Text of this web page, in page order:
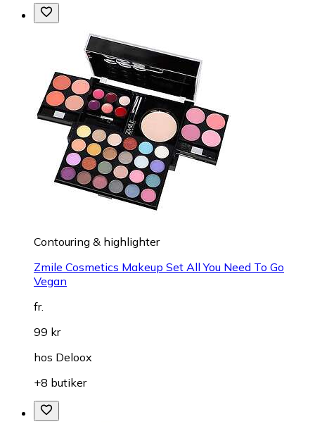
Contouring & highlighter
Zmile Cosmetics Makeup Set All You Need To Go
Vegan
fr.
99 kr
hos Deloox
+8 butiker